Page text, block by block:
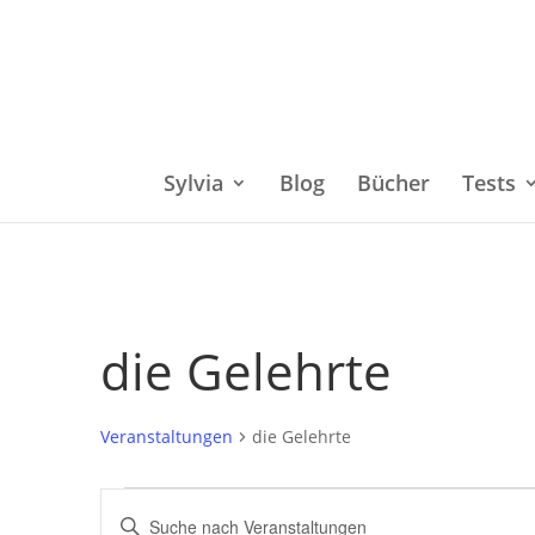
Sylvia Blog Bücher Tests
die Gelehrte
Veranstaltungen die Gelehrte
Veranstaltungen
Bitte